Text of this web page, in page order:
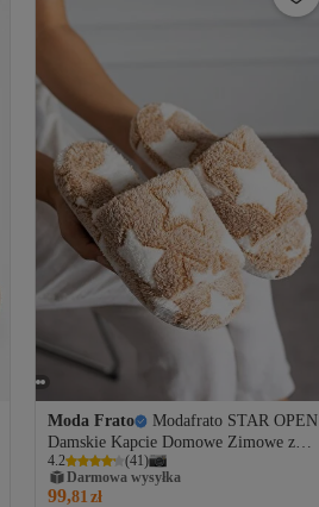
Moda Frato
Modafrato STAR OPEN
Damskie Kapcie Domowe Zimowe z
Cichą Podeszwą
4.2 (41)
Darmowa wysyłka
99,81 zł